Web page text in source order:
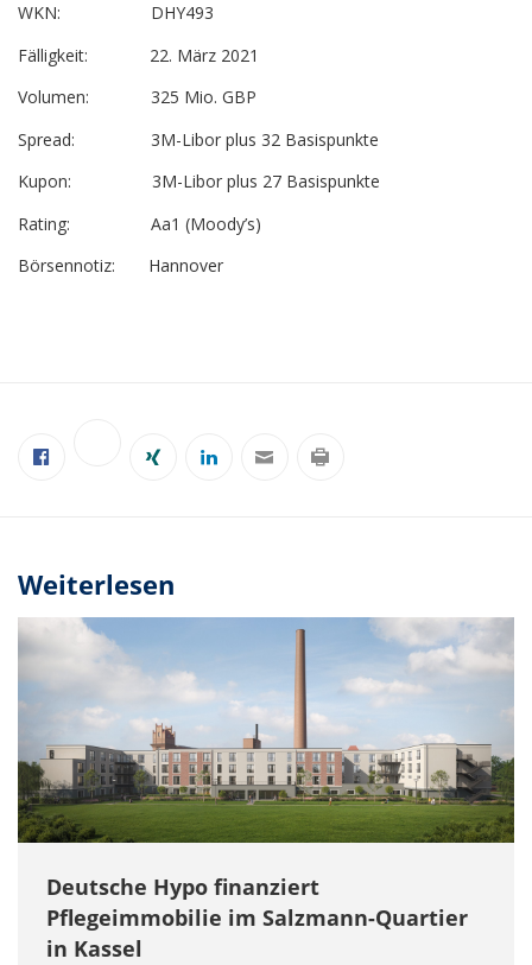
WKN: DHY493
Fälligkeit: 22. März 2021
Volumen: 325 Mio. GBP
Spread: 3M-Libor plus 32 Basispunkte
Kupon: 3M-Libor plus 27 Basispunkte
Rating: Aa1 (Moody’s)
Börsennotiz: Hannover
Weiterlesen
Deutsche Hypo finanziert
Pflegeimmobilie im Salzmann-Quartier
in Kassel